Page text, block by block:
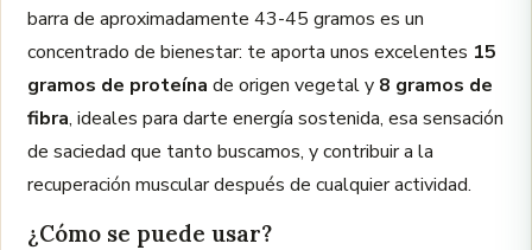
barra de aproximadamente 43-45 gramos es un
concentrado de bienestar: te aporta unos excelentes 15
gramos de proteína de origen vegetal y 8 gramos de
fibra, ideales para darte energía sostenida, esa sensación
de saciedad que tanto buscamos, y contribuir a la
recuperación muscular después de cualquier actividad.
¿Cómo se puede usar?